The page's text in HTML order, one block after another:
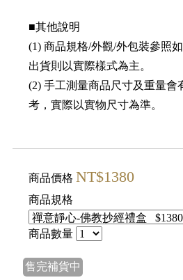
■其他說明
(1) 商品規格/外觀/外包裝參照
出貨則以實際樣式為主。
(2) 手工測量商品尺寸及重量會
考，實際以實物尺寸為準。
商品價格 NT$1380
商品規格
商品數量
售完補貨中